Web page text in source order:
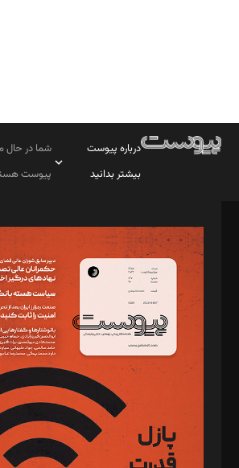
درباره پیوست
بیشتر بدانید
شما در حال
پیوست
مدیر مسئول: محمدباقر اثنی‌عشری
سردبیر: مهرک محمودی
دبیر تحریریه: میثم قاسمی
د‌بیر ناداستان: سمانه سمیع
د‌بیر خدمت و تجارت: ابوالفضل رجبی
د‌بیر حقوق فناوری: حسام‌الدین ایپکچی
د‌بیر پیوست جهان: مینا پاکدل
د‌بیر تحریریه آنلاین: بابک نقاش
تحریریه‌: مجتبی محمود‌ی، آرش برهمند، یسنا
مصطفی مسجدی آرانی، ابوالفضل رجبی، زهرا
رستمی،مصطفی باستان